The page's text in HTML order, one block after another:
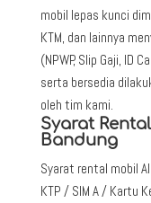
mobil lepas kunci
KTM, dan lainnya
(NPWP, Slip Gaji, ID
serta bersedia
oleh tim kami.
Syarat
Bandung
Syarat rental mobil
KTP / SIM A / Kartu